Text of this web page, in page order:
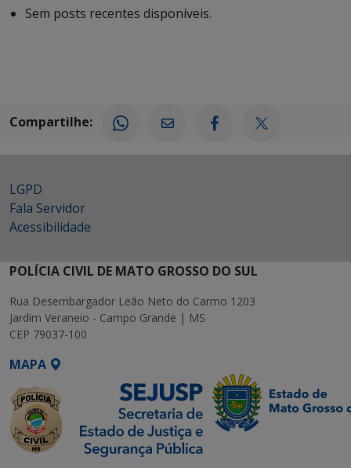
Sem posts recentes disponíveis.
Compartilhe:
LGPD
Fala Servidor
Acessibilidade
POLÍCIA CIVIL DE MATO GROSSO DO SUL
Rua Desembargador Leão Neto do Carmo 1203
Jardim Veraneio - Campo Grande | MS
CEP 79037-100
MAPA